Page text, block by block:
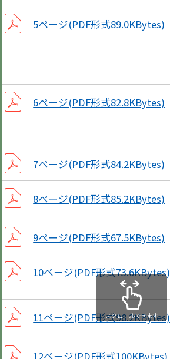
5ページ(PDF形式89.0KBytes)
6ページ(PDF形式82.8KBytes)
7ページ(PDF形式84.2KBytes)
8ページ(PDF形式85.2KBytes)
9ページ(PDF形式67.5KBytes)
10ページ(PDF形式73.6KBytes)
11ページ(PDF形式98.2KBytes)
スクロールできます